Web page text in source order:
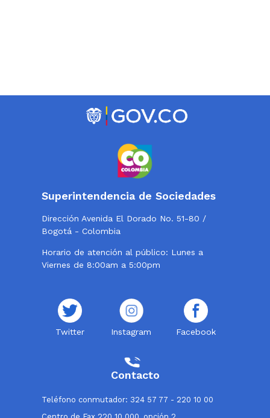
Superintendencia de Sociedades
Dirección Avenida El Dorado No. 51-80 /
Bogotá - Colombia
Horario de atención al público: Lunes a
Viernes de 8:00am a 5:00pm
Twitter Instagram Facebook
Contacto
Teléfono conmutador: 324 57 77 - 220 10 00